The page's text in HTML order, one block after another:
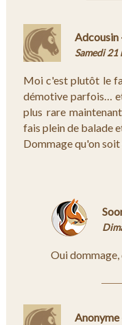
Adcousin
Samedi 21
Moi c'est plutôt le
démotive parfois…
plus rare
fais plein de balade
Dommage qu'on
Oui dommage,